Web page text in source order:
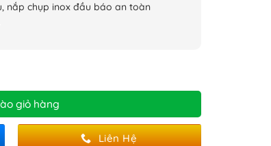
nắp chụp inox đầu báo an toàn
giỏ hàng
Liên Hệ